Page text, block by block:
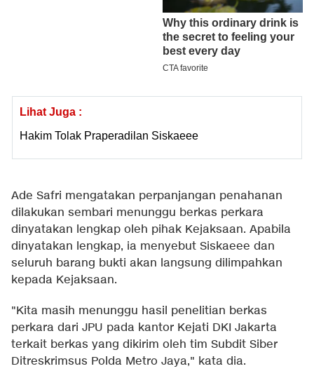
Lihat Juga :
Hakim Tolak Praperadilan Siskaeee
Ade Safri mengatakan perpanjangan penahanan
dilakukan sembari menunggu berkas perkara
dinyatakan lengkap oleh pihak Kejaksaan. Apabila
dinyatakan lengkap, ia menyebut Siskaeee dan
seluruh barang bukti akan langsung dilimpahkan
kepada Kejaksaan.
"Kita masih menunggu hasil penelitian berkas
perkara dari JPU pada kantor Kejati DKI Jakarta
terkait berkas yang dikirim oleh tim Subdit Siber
Ditreskrimsus Polda Metro Jaya," kata dia.